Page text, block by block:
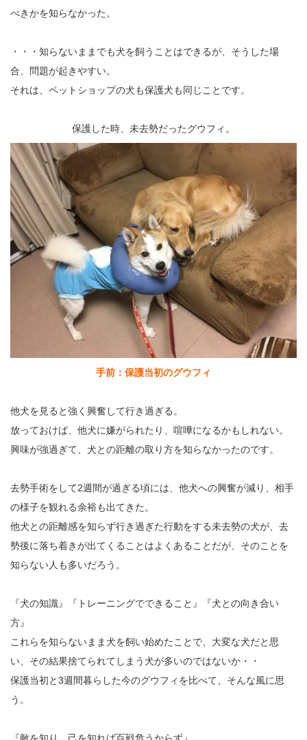
べきかを知らなかった。
・・・知らないままでも犬を飼うことはできるが、そうした場
合、問題が起きやすい。
それは、ペットショップの犬も保護犬も同じことです。
保護した時、未去勢だったグウフィ。
手前：保護当初のグウフィ
他犬を見ると強く興奮して行き過ぎる。
放っておけば、他犬に嫌がられたり、喧嘩になるかもしれない。
興味が強過ぎて、犬との距離の取り方を知らなかったのです。
去勢手術をして2週間が過ぎる頃には、他犬への興奮が減り、相手
の様子を観れる余裕も出てきた。
他犬との距離感を知らず行き過ぎた行動をする未去勢の犬が、去
勢後に落ち着きが出てくることはよくあることだが、そのことを
知らない人も多いだろう。
『犬の知識』『トレーニングでできること』『犬との向き合い
方』
これらを知らないまま犬を飼い始めたことで、大変な犬だと思
い、その結果捨てられてしまう犬が多いのではないか・・
保護当初と3週間暮らした今のグウフィを比べて、そんな風に思
う。